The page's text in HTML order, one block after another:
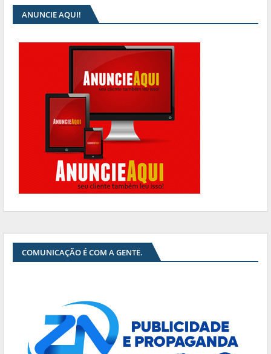
ANUNCIE AQUI!
COMUNICAÇÃO É COM A GENTE.